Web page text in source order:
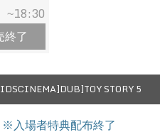
~18:30
終了
STORY 5
入場者特典配布終了